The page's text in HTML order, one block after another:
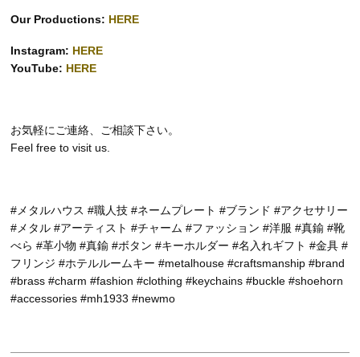
Our Productions: HERE
Instagram: HERE
YouTube: HERE
お気軽にご連絡、ご相談下さい。
Feel free to visit us.
#メタルハウス #職人技 #ネームプレート #ブランド #アクセサリー
#メタル #アーティスト #チャーム #ファッション #洋服 #真鍮 #靴
べら #革小物 #真鍮 #ボタン #キーホルダー #名入れギフト #金具 #
フリンジ #ホテルルームキー #metalhouse #craftsmanship #brand
#brass #charm #fashion #clothing #keychains #buckle #shoehorn
#accessories #mh1933 #newmo